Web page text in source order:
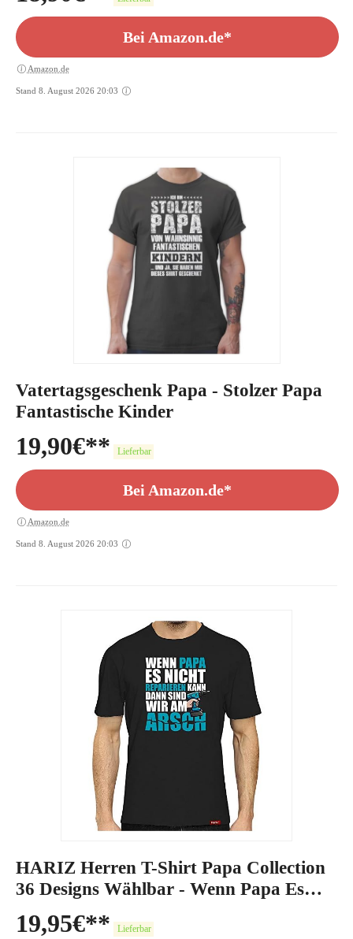
Bei Amazon.de*
Amazon.de
Stand 8. August 2026 20:03
Vatertagsgeschenk Papa - Stolzer Papa
Fantastische Kinder
19,90€ Lieferbar
Bei Amazon.de*
Amazon.de
Stand 8. August 2026 20:03
HARIZ Herren T-Shirt Papa Collection
36 Designs Wählbar - Wenn Papa Es
Nicht Reparieren Kann
19,95€ Lieferbar